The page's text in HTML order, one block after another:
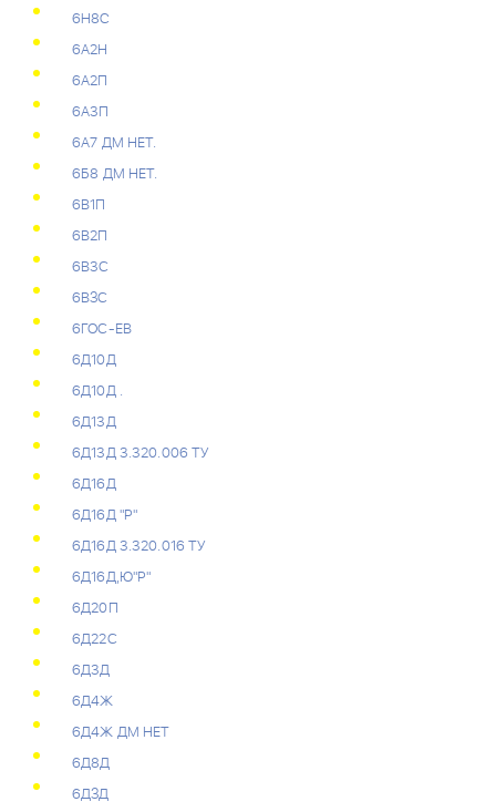
6H8C
6А2Н
6А2П
6А3П
6А7 ДМ НЕТ.
6Б8 ДМ НЕТ.
6В1П
6В2П
6В3С
6ВЗС
6ГОС-ЕВ
6Д10Д
6Д10Д .
6Д13Д
6Д13Д 3.320.006 ТУ
6Д16Д
6Д16Д "Р"
6Д16Д 3.320.016 ТУ
6Д16Д,Ю"Р"
6Д20П
6Д22С
6Д3Д
6Д4Ж
6Д4Ж ДМ НЕТ
6Д8Д
6ДЗД